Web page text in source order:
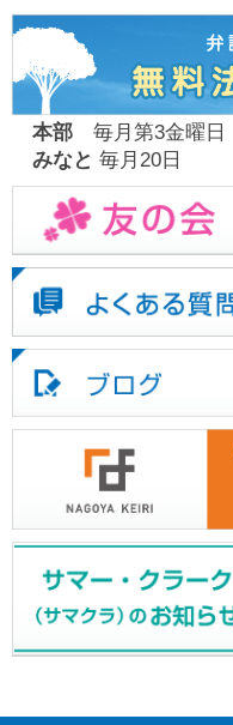
本部毎月第3金曜日
みなと 毎月20日